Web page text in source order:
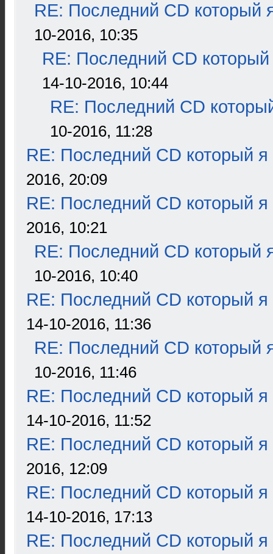
RE: Последний CD который
10-2016, 10:35
RE: Последний CD который
14-10-2016, 10:44
RE: Последний CD
10-2016, 11:28
RE: Последний CD который я
2016, 20:09
RE: Последний CD который я
2016, 10:21
RE: Последний CD который
10-2016, 10:40
RE: Последний CD который я
14-10-2016, 11:36
RE: Последний CD который
10-2016, 11:46
RE: Последний CD который я
14-10-2016, 11:52
RE: Последний CD который я
2016, 12:09
RE: Последний CD который я
14-10-2016, 17:13
RE: Последний CD который я